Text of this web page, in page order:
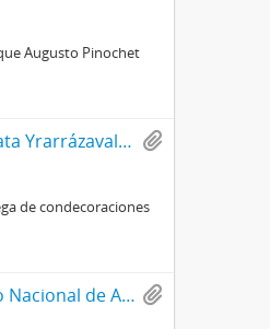
Augusto Pinochet
Discurso del Señor Ministro Secretario General de Gobierno, don Alfonso Márquez de la Plata Yrarrázaval, en la entrega de condecoraciones de Servicios Distinguidos.
de condecoraciones
Saludos a los Trabajadores de Augusto Pinochet Ugarte, en la inauguración del VI Congreso Nacional de Alcaldes.